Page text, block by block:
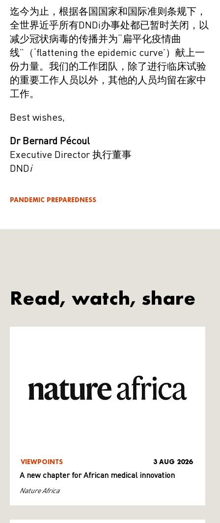
迄今为止，根据各国国家和国际准则条规下，
全世界近乎所有DNDi办事处都已暂时关闭，以
减少冠状病毒的传播并为“扁平化疫情曲
线”（‘flattening the epidemic curve’）献上一
份力量。我们的工作团队，除了进行临床试验
的重要工作人员以外，其他的人员均留在家中
工作。
Best wishes,
Dr Bernard Pécoul
Executive Director 执行董事
DNDi
PANDEMIC PREPAREDNESS
Read, watch, share
VIEWPOINTS 3 AUG 2026
A new chapter for African medical innovation
Nature Africa